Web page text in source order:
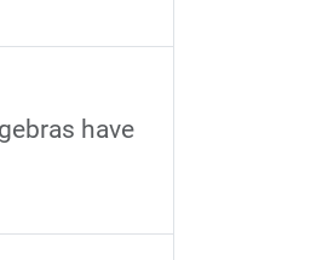
have